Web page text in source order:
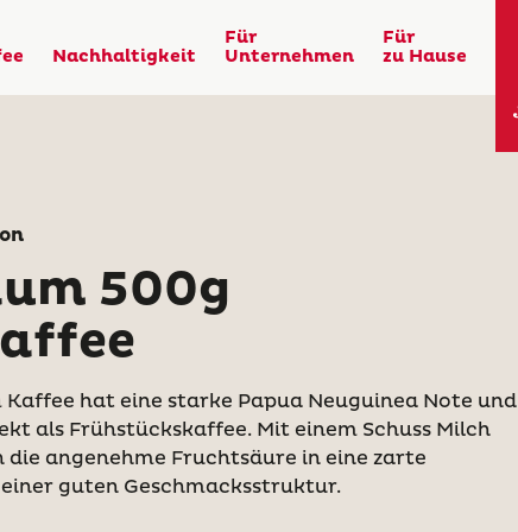
Nachhaltigkeit
Für
Unternehmen
Für
zu Hause
500g
Kaffee hat eine starke Papua Neuguinea Note und
als Frühstückskaffee. Mit einem Schuss Milch
angenehme Fruchtsäure in eine zarte
guten Geschmacksstruktur.